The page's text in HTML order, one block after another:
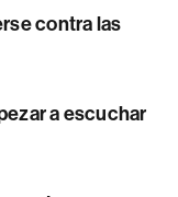
contra las
a escuchar